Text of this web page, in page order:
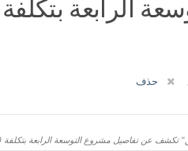
حذف
عن تفاصيل مشروع التوسعة الرابعة بتكلفة 50 مليون ريال